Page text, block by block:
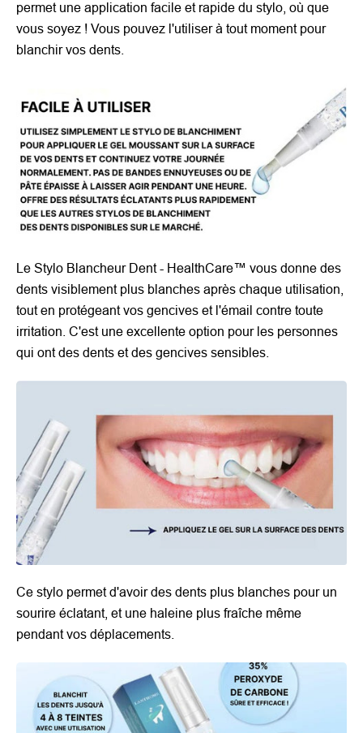
permet une application facile et rapide du stylo, où que
vous soyez ! Vous pouvez l'utiliser à tout moment pour
blanchir vos dents.
Le Stylo Blancheur Dent - HealthCare™ vous donne des
dents visiblement plus blanches après chaque utilisation,
tout en protégeant vos gencives et l'émail contre toute
irritation. C'est une excellente option pour les personnes
qui ont des dents et des gencives sensibles.
Ce stylo permet d'avoir des dents plus blanches pour un
sourire éclatant, et une haleine plus fraîche même
pendant vos déplacements.